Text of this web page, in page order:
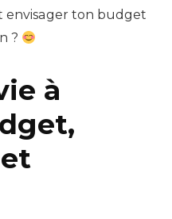
envisager ton budget
?
à